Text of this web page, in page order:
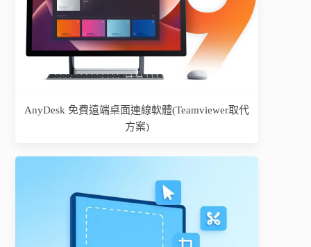
AnyDesk 免費遠端桌面連線軟體(Teamviewer取代
方案)